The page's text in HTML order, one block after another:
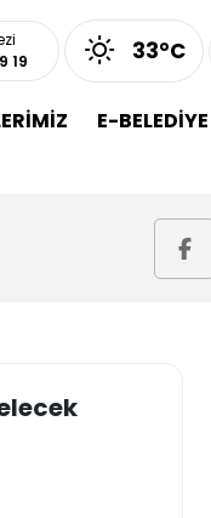
19
33°C
E-BELEDİYE